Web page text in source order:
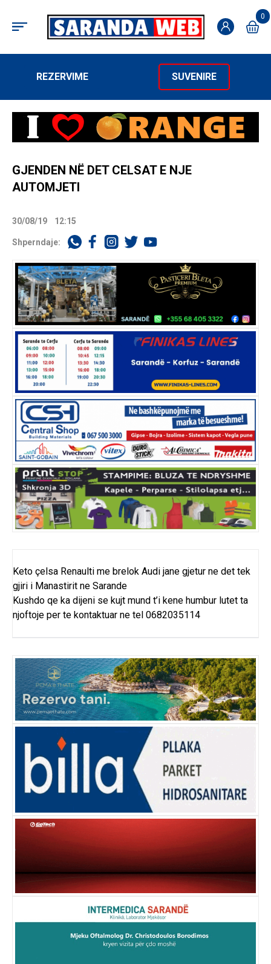
0
REZERVIME SUVENIRE
GJENDEN NË DET CELSAT E NJE
AUTOMJETI
30/08/19 12:15
Shperndaje:
Keto çelsa Renaulti me brelok Audi jane gjetur ne det tek
gjiri i Manastirit ne Sarande
Kushdo qe ka dijeni se kujt mund t’i kene humbur lutet ta
njoftoje per te kontaktuar ne tel 0682035114